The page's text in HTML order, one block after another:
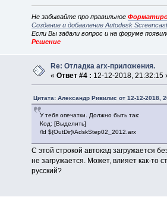
Не забывайте про правильное
Создание и добавление Autodesk
Если Вы задали вопрос и на форуме
Решение
Re: Отладка arx-приложения.
« Ответ #4 : 12-12-2018, 21:32:15
Цитата: Александр Ривилис от 12-12-2018,
У тебя опечатки. Должно быть так:
Код: [Выделить]
/ld $(OutDir)\AdskStep02_2012.arx
С этой строкой автокад загружается
не загружается. Может, влияет как-то
русский?